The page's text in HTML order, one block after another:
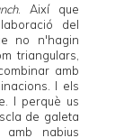
. Així que
del
no n'hagin
triangulars,
amb
I els
I perquè us
de galeta
nabius